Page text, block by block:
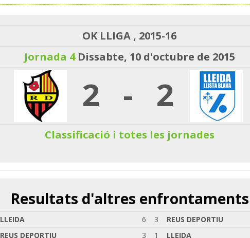
OK LLIGA , 2015-16
Jornada 4Dissabte, 10 d'octubre de 2015
2 - 2
Classificació i totes les jornades
Resultats d'altres enfrontaments
LLEIDA 6 3
REUS DEPORTIU
REUS DEPORTIU 3 1
LLEIDA